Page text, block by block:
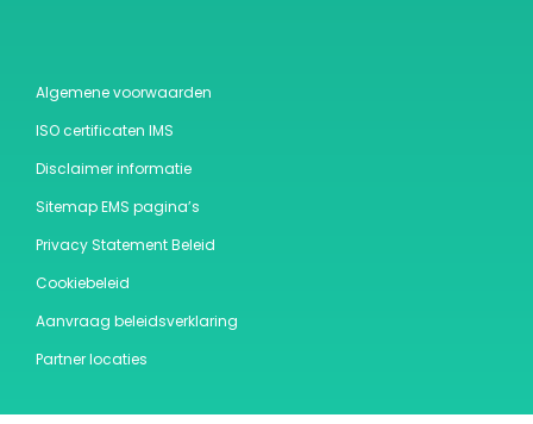
Algemene voorwaarden
ISO certificaten IMS
Disclaimer informatie
Sitemap EMS pagina’s
Privacy Statement Beleid
Cookiebeleid
Aanvraag beleidsverklaring
Partner locaties